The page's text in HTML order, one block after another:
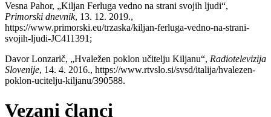
Vesna Pahor, „Kiljan Ferluga vedno na strani svojih ljudi“,
Primorski dnevnik, 13. 12. 2019.,
https://www.primorski.eu/trzaska/kiljan-ferluga-vedno-na-strani-
svojih-ljudi-JC411391;
Davor Lonzarič, „Hvaležen poklon učitelju Kiljanu“, Radiotelevizija
Slovenije, 14. 4. 2016., https://www.rtvslo.si/svsd/italija/hvalezen-
poklon-ucitelju-kiljanu/390588.
Vezani članci